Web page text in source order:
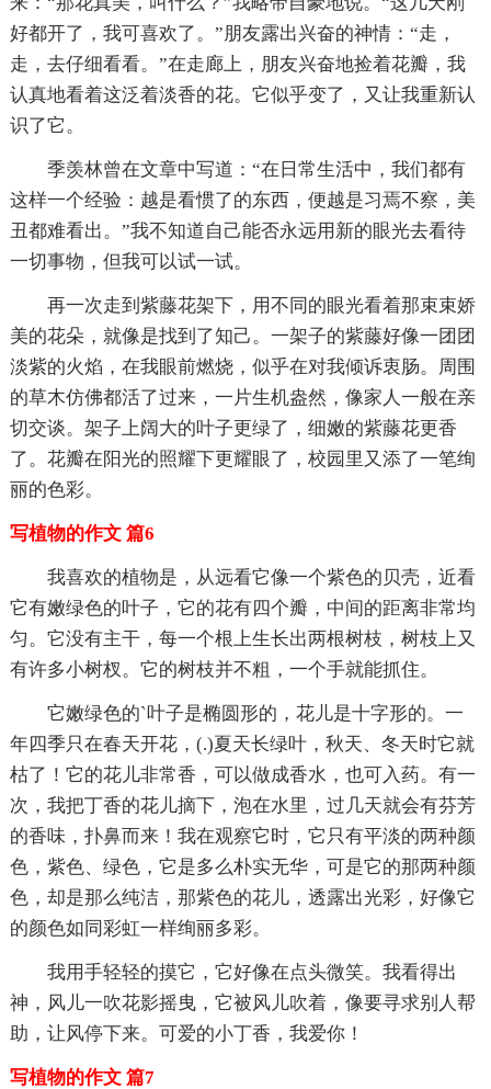
好都开了，我可喜欢了。”朋友露出兴奋的神情：“走，
走，去仔细看看。”在走廊上，朋友兴奋地捡着花瓣，我
认真地看着这泛着淡香的花。它似乎变了，又让我重新认
识了它。
季羡林曾在文章中写道：“在日常生活中，我们都有
这样一个经验：越是看惯了的东西，便越是习焉不察，美
丑都难看出。”我不知道自己能否永远用新的眼光去看待
一切事物，但我可以试一试。
再一次走到紫藤花架下，用不同的眼光看着那束束娇
美的花朵，就像是找到了知己。一架子的紫藤好像一团团
淡紫的火焰，在我眼前燃烧，似乎在对我倾诉衷肠。周围
的草木仿佛都活了过来，一片生机盎然，像家人一般在亲
切交谈。架子上阔大的叶子更绿了，细嫩的紫藤花更香
了。花瓣在阳光的照耀下更耀眼了，校园里又添了一笔绚
丽的色彩。
写植物的作文 篇6
我喜欢的植物是，从远看它像一个紫色的贝壳，近看
它有嫩绿色的叶子，它的花有四个瓣，中间的距离非常均
匀。它没有主干，每一个根上生长出两根树枝，树枝上又
有许多小树杈。它的树枝并不粗，一个手就能抓住。
它嫩绿色的`叶子是椭圆形的，花儿是十字形的。一
年四季只在春天开花，(.)夏天长绿叶，秋天、冬天时它就
枯了！它的花儿非常香，可以做成香水，也可入药。有一
次，我把丁香的花儿摘下，泡在水里，过几天就会有芬芳
的香味，扑鼻而来！我在观察它时，它只有平淡的两种颜
色，紫色、绿色，它是多么朴实无华，可是它的那两种颜
色，却是那么纯洁，那紫色的花儿，透露出光彩，好像它
的颜色如同彩虹一样绚丽多彩。
我用手轻轻的摸它，它好像在点头微笑。我看得出
神，风儿一吹花影摇曳，它被风儿吹着，像要寻求别人帮
助，让风停下来。可爱的小丁香，我爱你！
写植物的作文 篇7